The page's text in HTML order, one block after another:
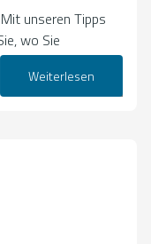
unseren Tipps
wo Sie
können.
Weiterlesen